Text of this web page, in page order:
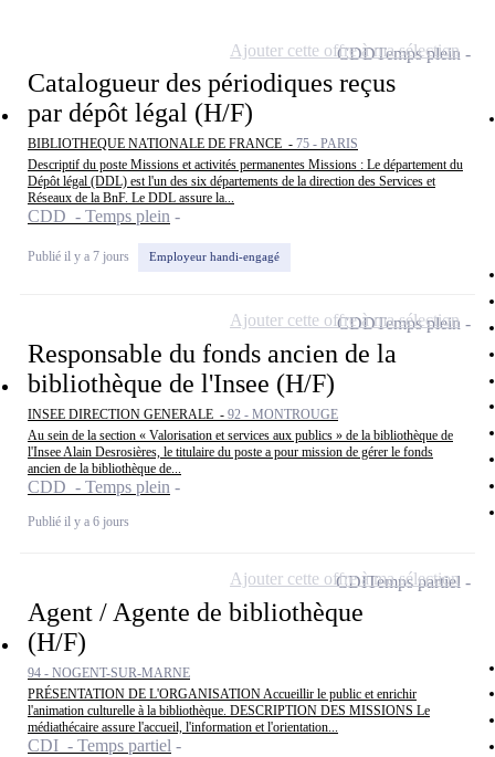
Catalogueur des périodiques reçus
par dépôt légal (H/F)
BIBLIOTHEQUE NATIONALE DE FRANCE - 75 - PARIS
Descriptif du poste Missions et activités permanentes Missions : Le département du
Dépôt légal (DDL) est l'un des six départements de la direction des Services et
Réseaux de la BnF. Le DDL assure la...
CDD - Temps plein
Publié il y a 7 jours Employeur handi-engagé
CDDTemps plein
Ajouter cette offre à ma sélection
Responsable du fonds ancien de la
bibliothèque de l'Insee (H/F)
INSEE DIRECTION GENERALE - 92 - MONTROUGE
Au sein de la section « Valorisation et services aux publics » de la bibliothèque de
l'Insee Alain Desrosières, le titulaire du poste a pour mission de gérer le fonds
ancien de la bibliothèque de...
CDD - Temps plein
Publié il y a 6 jours
CDDTemps plein
Ajouter cette offre à ma sélection
Agent / Agente de bibliothèque
(H/F)
94 - NOGENT-SUR-MARNE
PRÉSENTATION DE L'ORGANISATION Accueillir le public et enrichir
l'animation culturelle à la bibliothèque. DESCRIPTION DES MISSIONS Le
médiathécaire assure l'accueil, l'information et l'orientation...
CDI - Temps partiel
CDITemps partiel
Ajouter cette offre à ma sélection